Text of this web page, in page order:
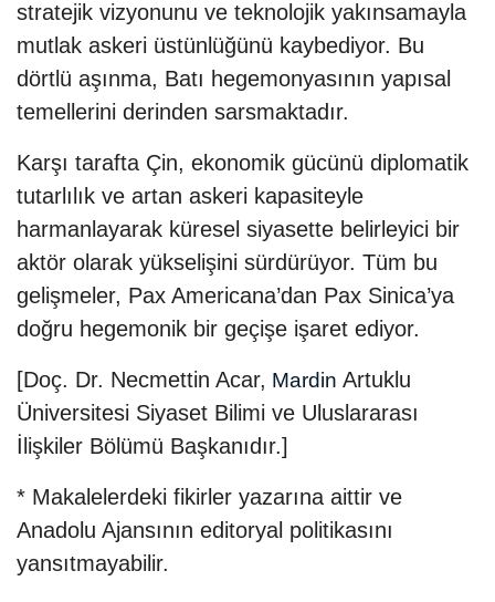
stratejik vizyonunu ve teknolojik yakınsamayla
mutlak askeri üstünlüğünü kaybediyor. Bu
dörtlü aşınma, Batı hegemonyasının yapısal
temellerini derinden sarsmaktadır.
Karşı tarafta Çin, ekonomik gücünü diplomatik
tutarlılık ve artan askeri kapasiteyle
harmanlayarak küresel siyasette belirleyici bir
aktör olarak yükselişini sürdürüyor. Tüm bu
gelişmeler, Pax Americana’dan Pax Sinica’ya
doğru hegemonik bir geçişe işaret ediyor.
[Doç. Dr. Necmettin Acar, Mardin Artuklu
Üniversitesi Siyaset Bilimi ve Uluslararası
İlişkiler Bölümü Başkanıdır.]
* Makalelerdeki fikirler yazarına aittir ve
Anadolu Ajansının editoryal politikasını
yansıtmayabilir.